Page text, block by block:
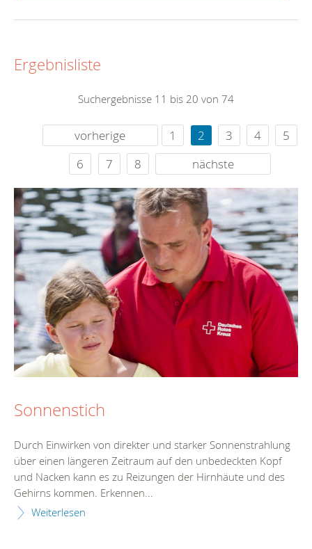
Ergebnisliste
Suchergebnisse 11 bis 20 von 74
vorherige 1 2 3 4
5
6
7 8 nächste
Sonnenstich
Durch Einwirken von direkter und starker Sonnenstrahlung
über einen längeren Zeitraum auf den unbedeckten Kopf
und Nacken kann es zu Reizungen der Hirnhäute und des
Gehirns kommen. Erkennen...
Weiterlesen